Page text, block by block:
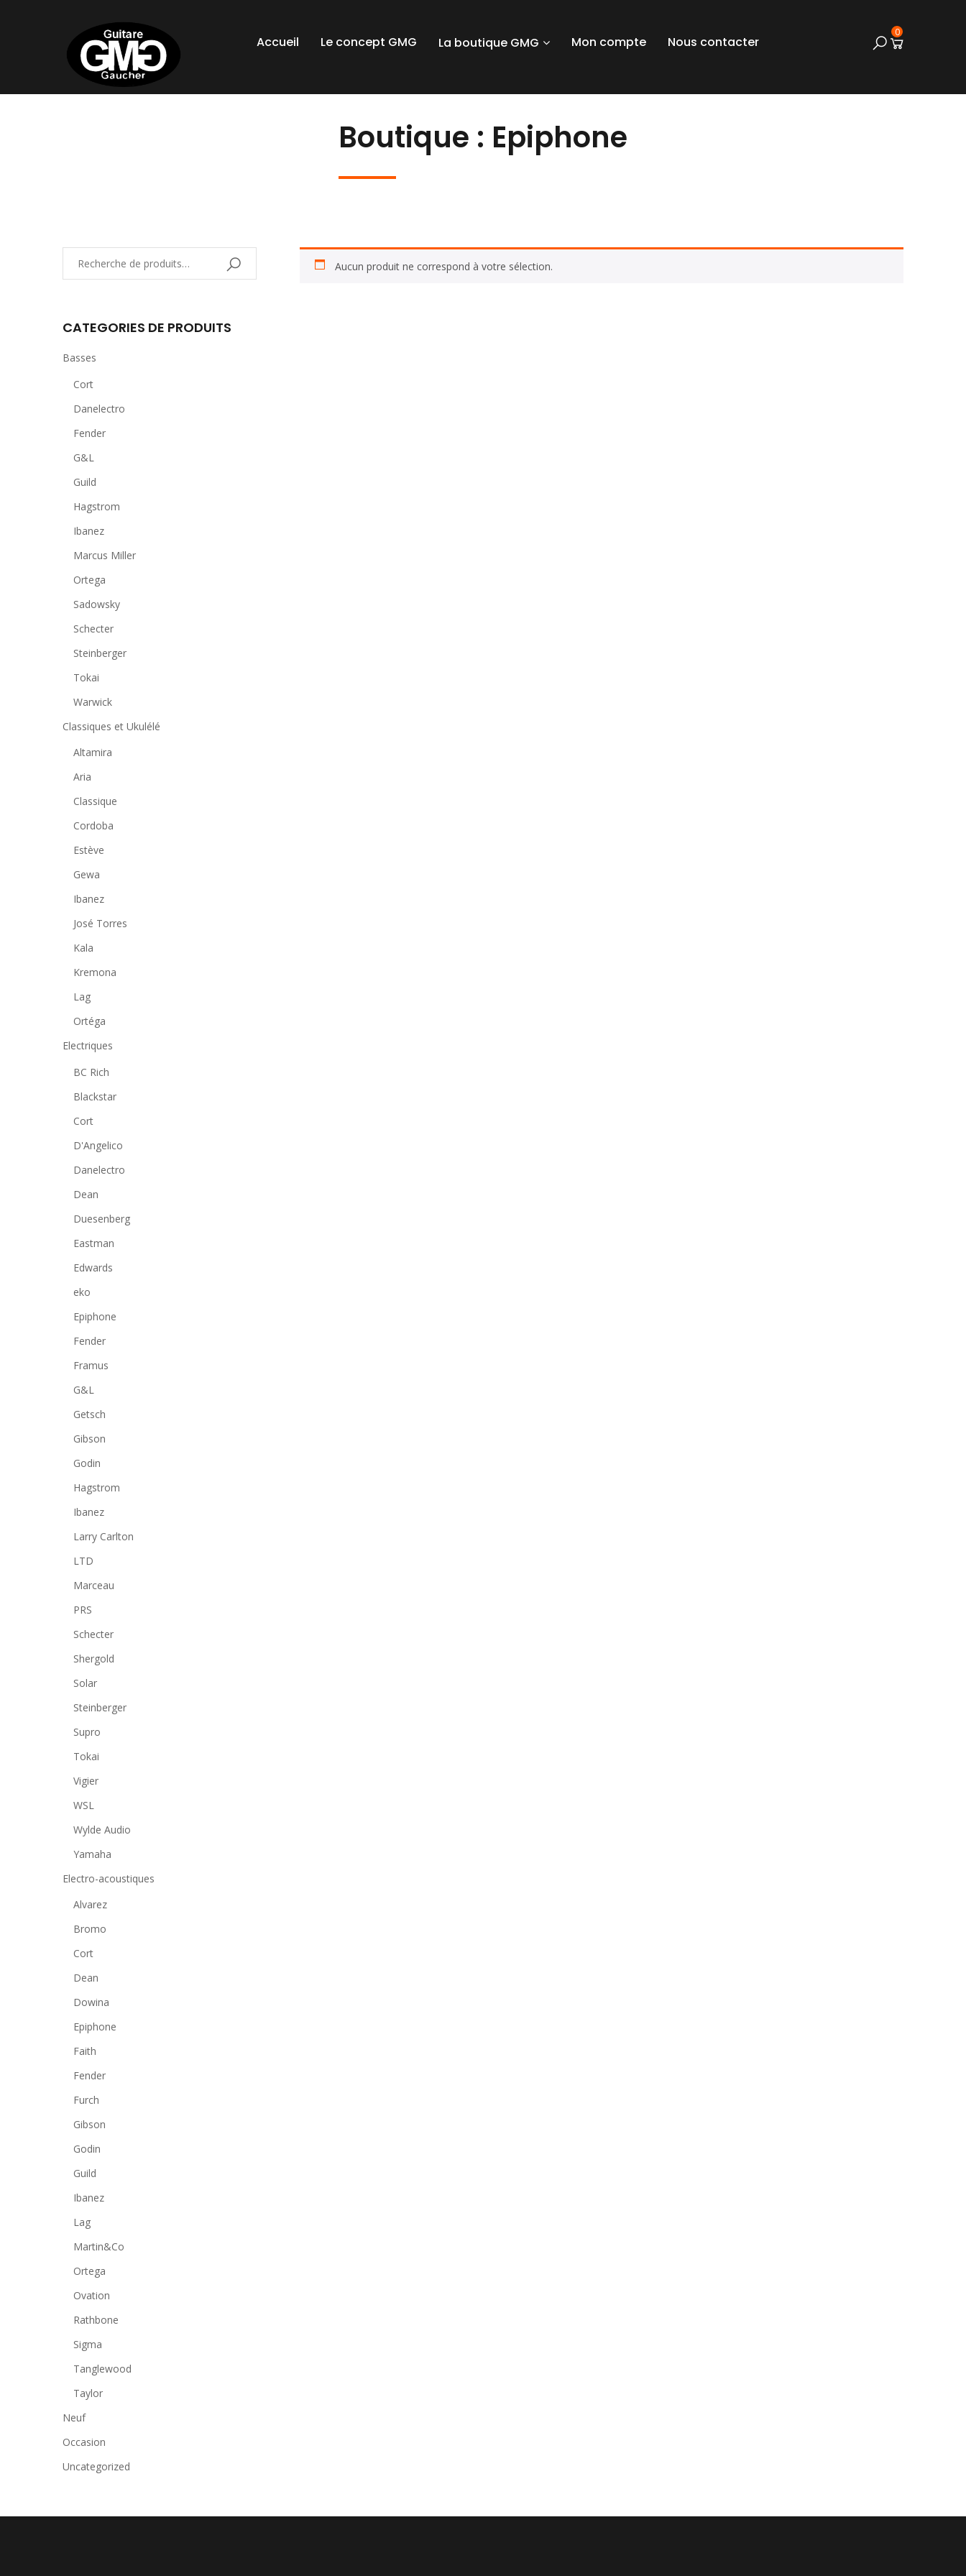
Accueil Le concept GMG La boutique GMG Mon compte Nous contacter
0
Boutique : Epiphone
CATEGORIES DE PRODUITS
Basses
Cort
Danelectro
Fender
G&L
Guild
Hagstrom
Ibanez
Marcus Miller
Ortega
Sadowsky
Schecter
Steinberger
Tokai
Warwick
Classiques et Ukulélé
Altamira
Aria
Classique
Cordoba
Estève
Gewa
Ibanez
José Torres
Kala
Kremona
Lag
Ortéga
Electriques
BC Rich
Blackstar
Cort
D'Angelico
Danelectro
Dean
Duesenberg
Eastman
Edwards
eko
Epiphone
Fender
Framus
G&L
Getsch
Gibson
Godin
Hagstrom
Ibanez
Larry Carlton
LTD
Marceau
PRS
Schecter
Shergold
Solar
Steinberger
Supro
Tokai
Vigier
WSL
Wylde Audio
Yamaha
Electro-acoustiques
Alvarez
Bromo
Cort
Dean
Dowina
Epiphone
Faith
Fender
Furch
Gibson
Godin
Guild
Ibanez
Lag
Martin&Co
Ortega
Ovation
Rathbone
Sigma
Tanglewood
Taylor
Neuf
Occasion
Uncategorized
Aucun produit ne correspond à votre sélection.